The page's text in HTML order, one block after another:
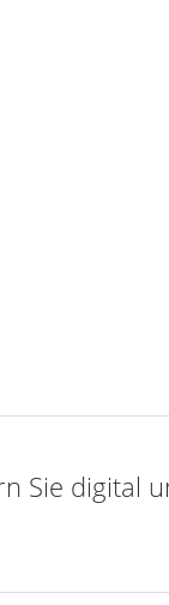
Sie digital